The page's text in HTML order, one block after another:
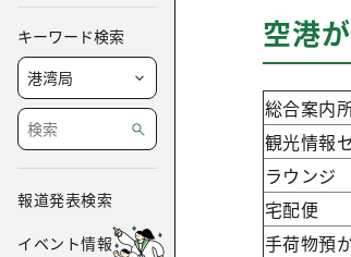
キーワード検索
報道発表検索
イベント情報
空港
総合案内
観光情報
ラウンジ
宅配便
手荷物預